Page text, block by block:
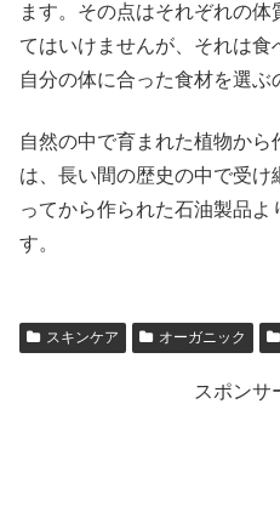
ます。その点はそれぞれの体
てはいけませんが、それは食
自分の体に合った食材を選ぶ
自然の中で育まれた植物か
は、長い間の歴史の中で受
ってから作られた石油製品よ
す。
スキンケア オーガニック
スポンサ